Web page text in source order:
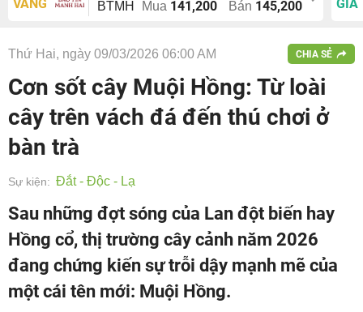
VÀNG
BTMH Mua 141,200 Bán 145,200
GIÁ
Thứ Hai, ngày 09/03/2026 06:00 AM CHIA SẺ
Cơn sốt cây Muội Hồng: Từ loài
cây trên vách đá đến thú chơi ở
bàn trà
Sự kiện: Đắt - Độc - Lạ
Sau những đợt sóng của Lan đột biến hay
Hồng cổ, thị trường cây cảnh năm 2026
đang chứng kiến sự trỗi dậy mạnh mẽ của
một cái tên mới: Muội Hồng.